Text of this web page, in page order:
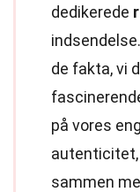
dedikerede
de fakta, vi
på vores
sammen